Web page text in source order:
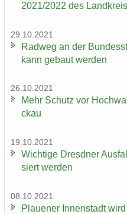
2021/2022 des
29.10.2021
Rad­weg an der
kann ge­baut wer­den
26.10.2021
Mehr Schutz vor
ckau
19.10.2021
Wich­ti­ge Dresd­ner
siert wer­den
08.10.2021
Plaue­ner In­nen­stadt